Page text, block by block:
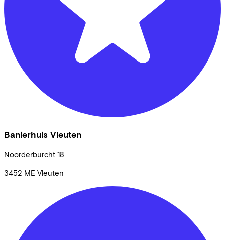
Banierhuis Vleuten
Noorderburcht 18
3452 ME Vleuten